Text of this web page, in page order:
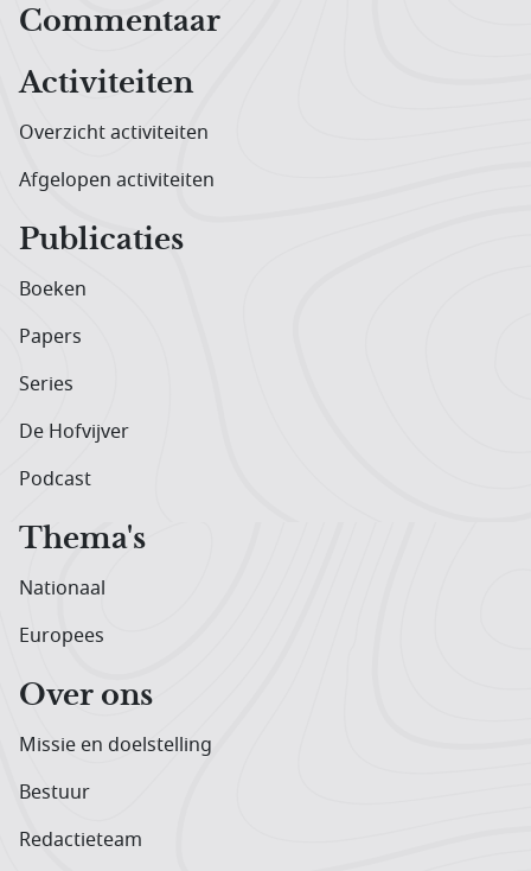
Hoofdnavigatiemenu
Commentaar
Activiteiten
Overzicht activiteiten
Afgelopen activiteiten
Publicaties
Boeken
Papers
Series
De Hofvijver
Podcast
Thema's
Nationaal
Europees
Over ons
Missie en doelstelling
Bestuur
Redactieteam